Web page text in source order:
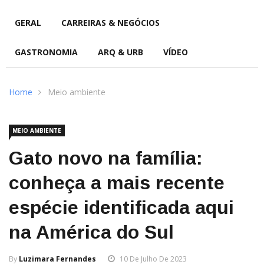
GERAL CARREIRAS & NEGÓCIOS
GASTRONOMIA ARQ & URB VÍDEO
Home Meio ambiente
MEIO AMBIENTE
Gato novo na família:
conheça a mais recente
espécie identificada aqui
na América do Sul
By Luzimara Fernandes 10 De Julho De 2023